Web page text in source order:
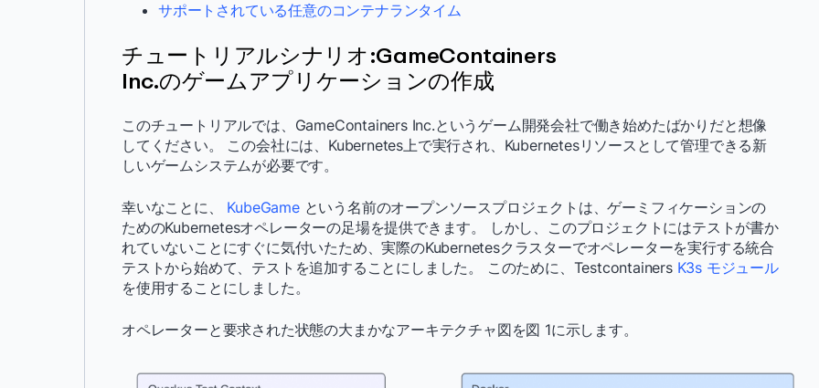
サポートされている任意のコンテナランタイム
チュートリアルシナリオ:GameContainers
Inc.のゲームアプリケーションの作成
このチュートリアルでは、GameContainers Inc.というゲーム開発会社で働き始めたばかりだと想像
してください。 この会社には、Kubernetes上で実行され、Kubernetesリソースとして管理できる新
しいゲームシステムが必要です。
幸いなことに、 KubeGameという名前のオープンソースプロジェクトは、ゲーミフィケーションの
ためのKubernetesオペレーターの足場を提供できます。 しかし、このプロジェクトにはテストが書か
れていないことにすぐに気付いたため、実際のKubernetesクラスターでオペレーターを実行する統合
テストから始めて、テストを追加することにしました。 このために、Testcontainers K3s モジュール
を使用することにしました。
オペレーターと要求された状態の大まかなアーキテクチャ図を図 1に示します。